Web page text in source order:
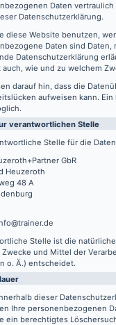
Daten
Datenschutzerklärung.
diese Website benutzen,
Daten sind
Datenschutzerklärung
auch, wie und zu welchem
darauf hin, dass die
aufweisen kann.
verantwortlichen Stelle
Stelle für die
GbR
Heuzeroth
48 A
Stelle ist die
und Mittel der
o. Ä.) entscheidet.
dieser
Ihre personenbezogenen
ein berechtigtes